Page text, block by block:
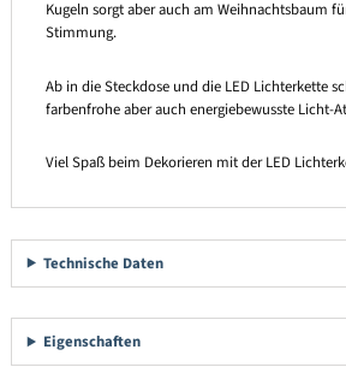
Kugeln sorgt aber auch am Weihnachtsbaum
Stimmung.
Ab in die Steckdose und die LED Lichterkette
farbenfrohe aber auch energiebewusste Licht-
Viel Spaß beim Dekorieren mit der LED
Technische Daten
Eigenschaften